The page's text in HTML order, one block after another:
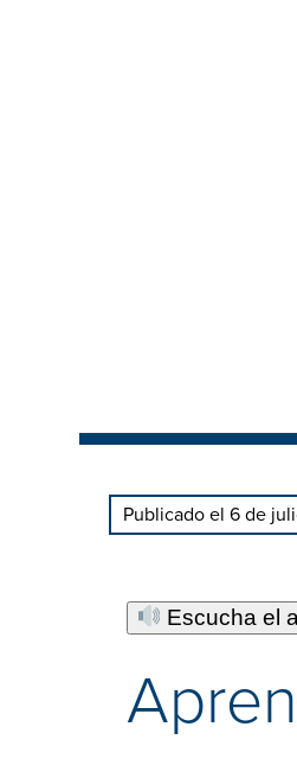
Publicado el 6 de
Escucha el